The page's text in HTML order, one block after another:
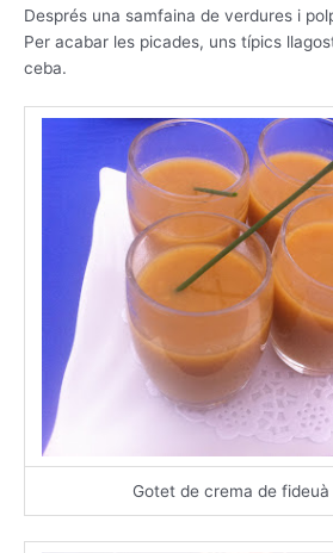
Després una samfaina de verdures i
Per acabar les picades, uns típics
ceba.
Gotet de crema de fideuà